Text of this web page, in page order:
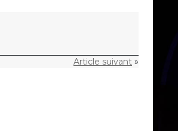
Article suivant »